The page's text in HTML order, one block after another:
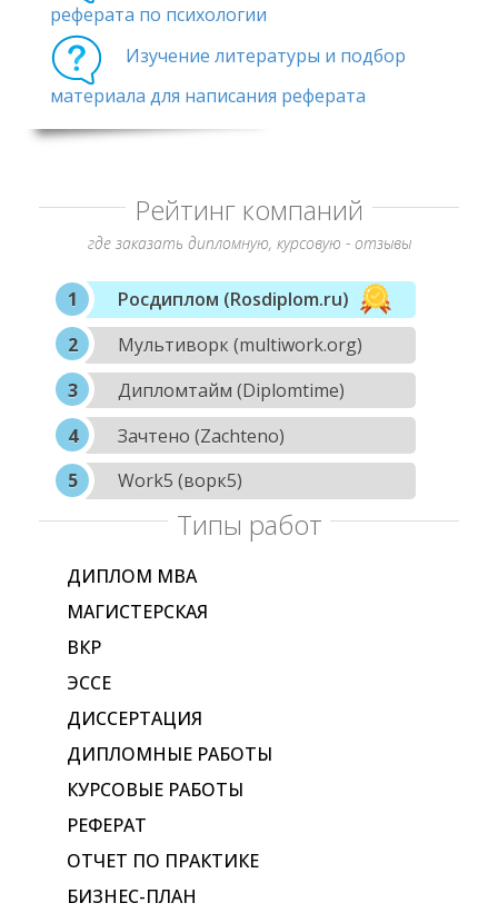
реферата по психологии
Изучение литературы и подбор
материала для написания реферата
Рейтинг компаний
где заказать дипломную, курсовую - отзывы
Росдиплом (Rosdiplom.ru)
Мультиворк (multiwork.org)
Дипломтайм (Diplomtime)
Зачтено (Zachteno)
Work5 (ворк5)
Типы работ
ДИПЛОМ МВА
МАГИСТЕРСКАЯ
ВКР
ЭССЕ
ДИССЕРТАЦИЯ
ДИПЛОМНЫЕ РАБОТЫ
КУРСОВЫЕ РАБОТЫ
РЕФЕРАТ
ОТЧЕТ ПО ПРАКТИКЕ
БИЗНЕС-ПЛАН